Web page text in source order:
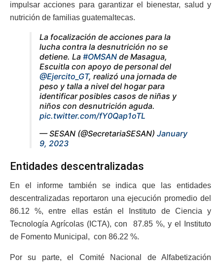
impulsar acciones para garantizar el bienestar, salud y
nutrición de familias guatemaltecas.
La focalización de acciones para la
lucha contra la desnutrición no se
detiene. La #OMSAN de Masagua,
Escuitla con apoyo de personal del
@Ejercito_GT, realizó una jornada de
peso y talla a nivel del hogar para
identificar posibles casos de niñas y
niños con desnutrición aguda.
pic.twitter.com/fY0Qap1oTL
— SESAN (@SecretariaSESAN) January
9, 2023
Entidades descentralizadas
En el informe también se indica que las entidades
descentralizadas reportaron una ejecución promedio del
86.12 %, entre ellas están el Instituto de Ciencia y
Tecnología Agrícolas (ICTA), con 87.85 %, y el Instituto
de Fomento Municipal, con 86.22 %.
Por su parte, el Comité Nacional de Alfabetización